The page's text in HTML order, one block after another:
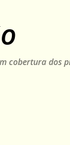
cobertura dos